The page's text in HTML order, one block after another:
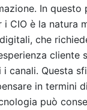
In questo
CIO è la natura
che
cliente
canali. Questa
in termini
può